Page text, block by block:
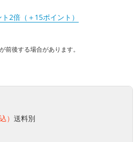
2倍（＋15ポイント）
前後する場合があります。
） 送料別